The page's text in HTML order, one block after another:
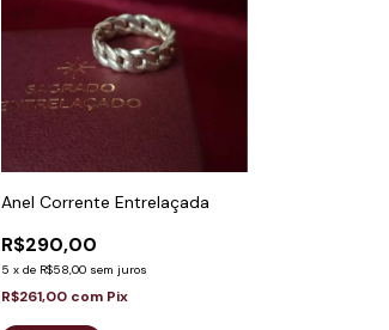
Anel Corrente Entrelaçada
R$290,00
5 x de R$58,00 sem juros
R$261,00 com Pix